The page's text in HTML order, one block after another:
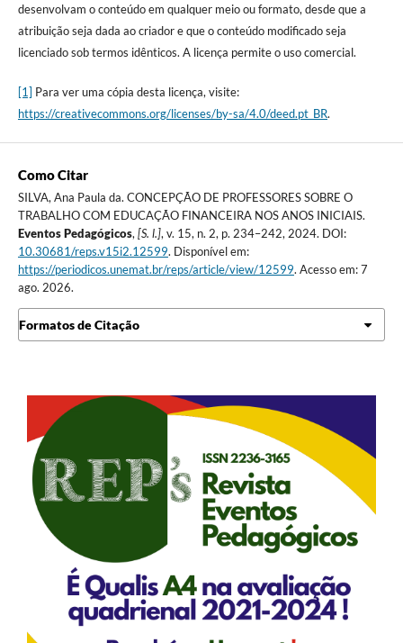
desenvolvam o conteúdo em qualquer meio ou formato, desde que a
atribuição seja dada ao criador e que o conteúdo modificado seja
licenciado sob termos idênticos. A licença permite o uso comercial.
[1] Para ver uma cópia desta licença, visite:
https://creativecommons.org/licenses/by-sa/4.0/deed.pt_BR.
Como Citar
SILVA, Ana Paula da. CONCEPÇÃO DE PROFESSORES SOBRE O
TRABALHO COM EDUCAÇÃO FINANCEIRA NOS ANOS INICIAIS.
Eventos Pedagógicos, [S. l.], v. 15, n. 2, p. 234–242, 2024. DOI:
10.30681/reps.v15i2.12599. Disponível em:
https://periodicos.unemat.br/reps/article/view/12599. Acesso em: 7
ago. 2026.
Formatos de Citação